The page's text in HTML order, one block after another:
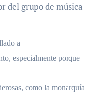
del grupo de música
a
especialmente porque
como la monarquía